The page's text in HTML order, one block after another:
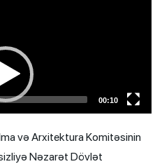
00:10
və Arxitektura Komitəsinin
Nəzarət Dövlət